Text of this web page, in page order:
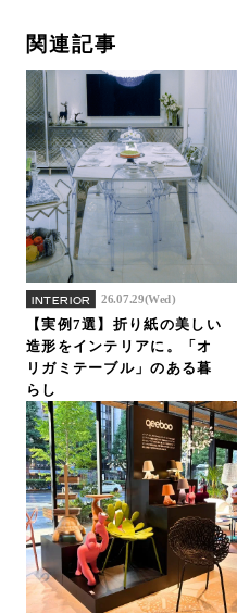
関連記事
INTERIOR 26.07.29(Wed)
【実例7選】折り紙の美しい
造形をインテリアに。「オ
リガミテーブル」のある暮
らし